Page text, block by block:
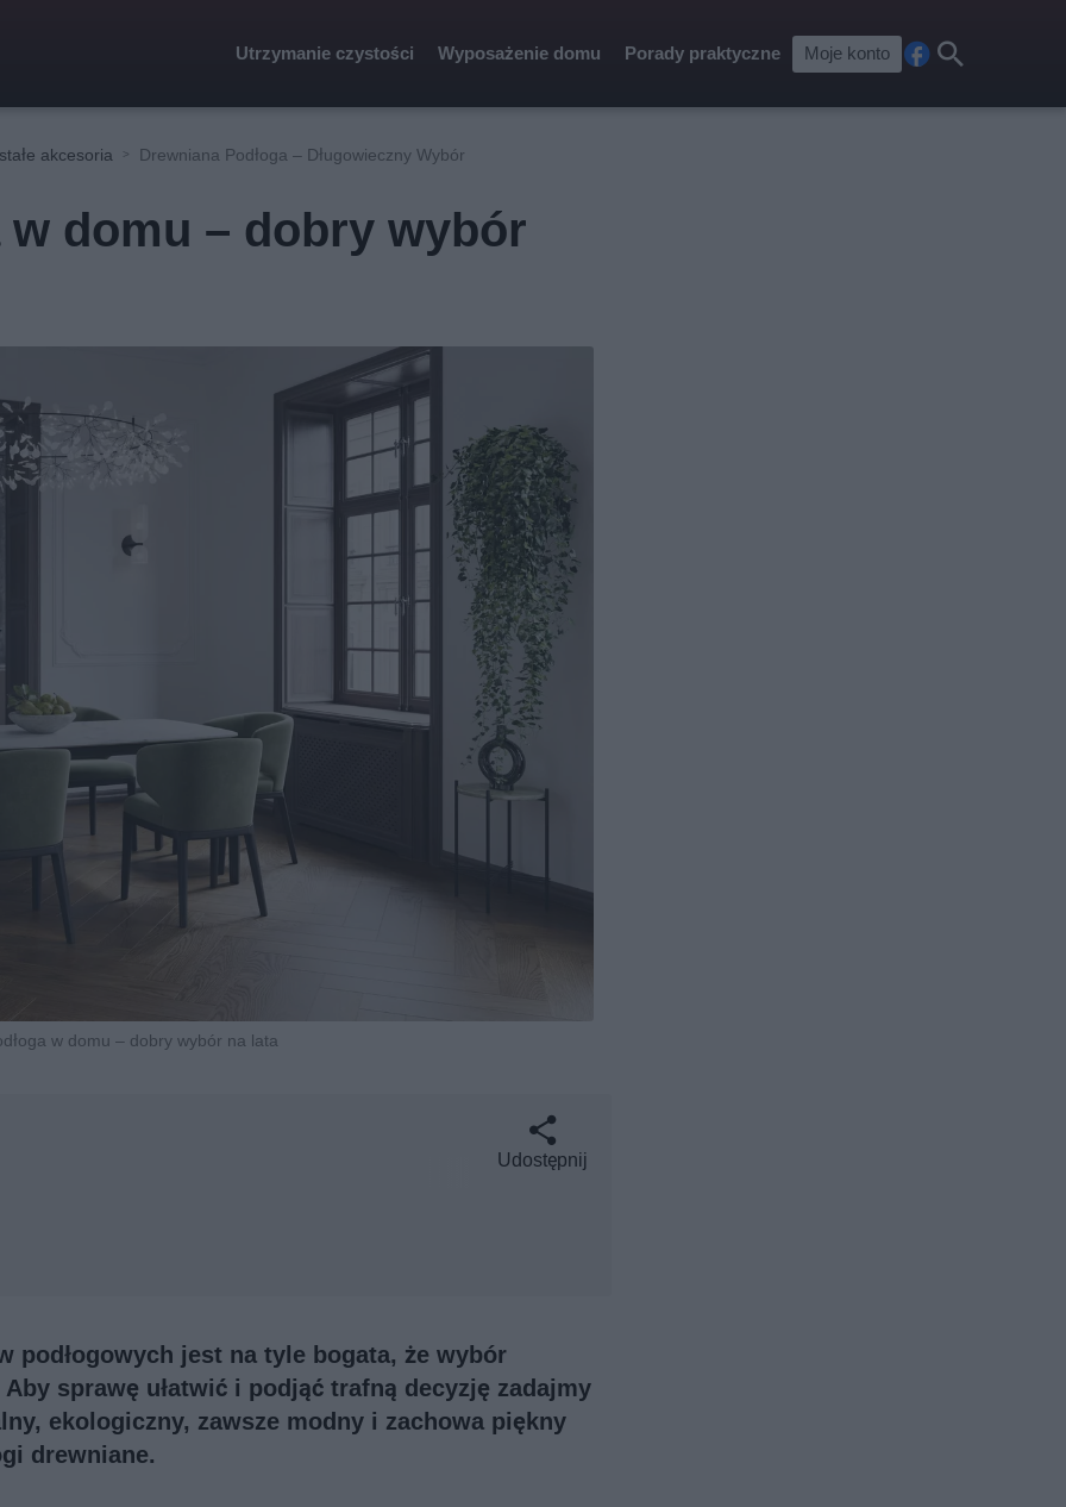
Utrzymanie czystości Wyposażenie domu Porady praktyczne Moje konto
cebkaj
akcesoria Drewniana Podłoga – Długowieczny Wybór
w domu – dobry wybór
w domu – dobry wybór na lata
Udostępnij
podłogowych jest na tyle bogata, że wybór
sprawę ułatwić i podjąć trafną decyzję zadajmy
ekologiczny, zawsze modny i zachowa piękny
drewniane.